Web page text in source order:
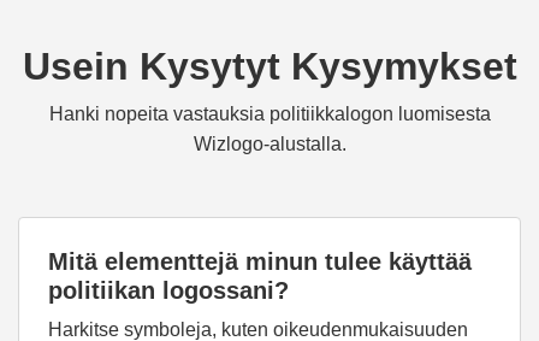
Usein Kysytyt Kysymykset
Hanki nopeita vastauksia politiikkalogon luomisesta
Wizlogo-alustalla.
Mitä elementtejä minun tulee käyttää
politiikan logossani?
Harkitse symboleja, kuten oikeudenmukaisuuden